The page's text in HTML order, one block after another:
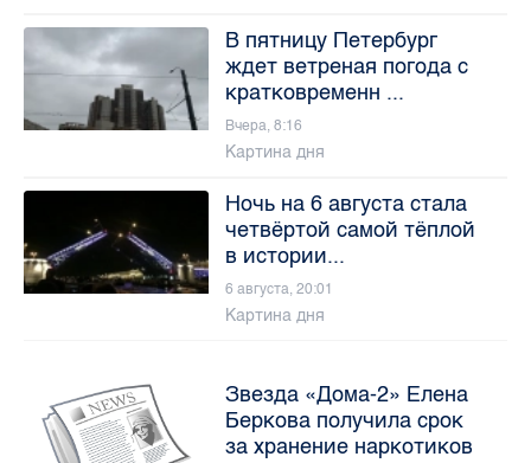
В пятницу Петербург
ждет ветреная погода с
кратковременн ...
Вчера, 8:16
Картина дня
Ночь на 6 августа стала
четвёртой самой тёплой
в истории...
6 августа, 20:01
Картина дня
Звезда «Дома-2» Елена
Беркова получила срок
за хранение наркотиков